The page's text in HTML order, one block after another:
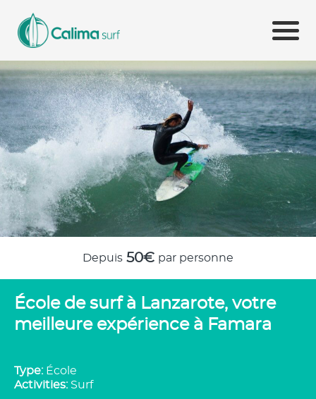
Depuis 50€ par personne
École de surf à Lanzarote, votre
meilleure expérience à Famara
Type: École
Activities: Surf